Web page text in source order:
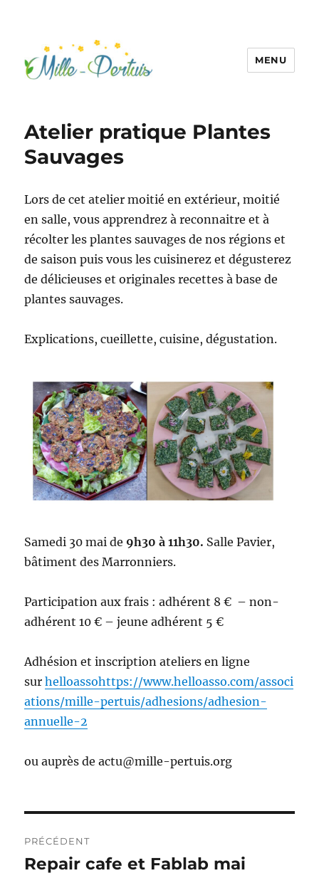
MENU
Atelier pratique Plantes
Sauvages
Lors de cet atelier moitié en extérieur, moitié
en salle, vous apprendrez à reconnaitre et à
récolter les plantes sauvages de nos régions et
de saison puis vous les cuisinerez et dégusterez
de délicieuses et originales recettes à base de
plantes sauvages.
Explications, cueillette, cuisine, dégustation.
Samedi 30 mai de 9h30 à 11h30. Salle Pavier,
bâtiment des Marronniers.
Participation aux frais : adhérent 8 € – non-
adhérent 10 € – jeune adhérent 5 €
Adhésion et inscription ateliers en ligne
surhelloassohttps://www.helloasso.com/associ
ations/mille-pertuis/adhesions/adhesion-
annuelle-2
ou auprès de actu@mille-pertuis.org
de
PRÉCÉDENT
Publication
Repair cafe et Fablab mai